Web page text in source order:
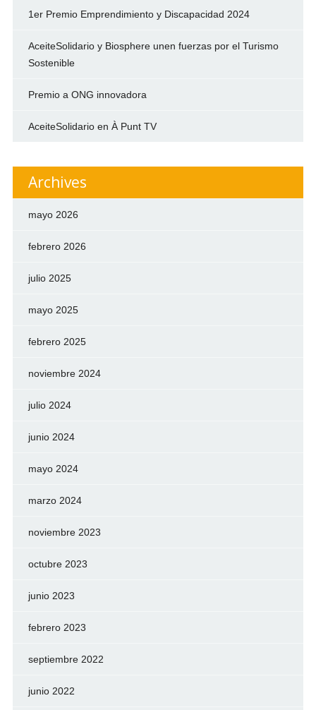
1er Premio Emprendimiento y Discapacidad 2024
AceiteSolidario y Biosphere unen fuerzas por el Turismo
Sostenible
Premio a ONG innovadora
AceiteSolidario en À Punt TV
Archives
mayo 2026
febrero 2026
julio 2025
mayo 2025
febrero 2025
noviembre 2024
julio 2024
junio 2024
mayo 2024
marzo 2024
noviembre 2023
octubre 2023
junio 2023
febrero 2023
septiembre 2022
junio 2022